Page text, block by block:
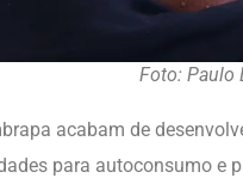
Foto: Paulo
acabam de
para autoconsumo e